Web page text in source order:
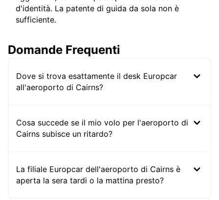
d'identità. La patente di guida da sola non è
sufficiente.
Domande Frequenti
Dove si trova esattamente il desk Europcar
all'aeroporto di Cairns?
Cosa succede se il mio volo per l'aeroporto di
Cairns subisce un ritardo?
La filiale Europcar dell'aeroporto di Cairns è
aperta la sera tardi o la mattina presto?